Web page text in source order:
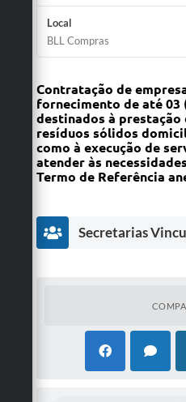
Local
BLL Compras
Contratação de
fornecimento de até
destinados à prestação
resíduos sólidos
como à execução de
atender às
Termo de Referência
Secretarias